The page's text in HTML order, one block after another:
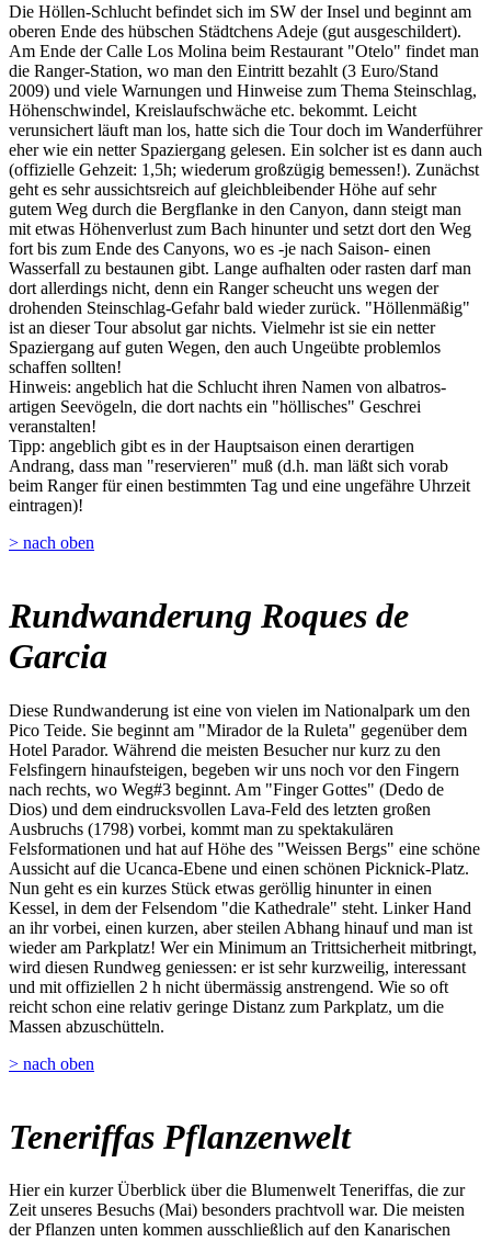
Die Höllen-Schlucht befindet sich im SW der Insel und beginnt am
oberen Ende des hübschen Städtchens Adeje (gut ausgeschildert).
Am Ende der Calle Los Molina beim Restaurant "Otelo" findet man
die Ranger-Station, wo man den Eintritt bezahlt (3 Euro/Stand
2009) und viele Warnungen und Hinweise zum Thema Steinschlag,
Höhenschwindel, Kreislaufschwäche etc. bekommt. Leicht
verunsichert läuft man los, hatte sich die Tour doch im Wanderführer
eher wie ein netter Spaziergang gelesen. Ein solcher ist es dann auch
(offizielle Gehzeit: 1,5h; wiederum großzügig bemessen!). Zunächst
geht es sehr aussichtsreich auf gleichbleibender Höhe auf sehr
gutem Weg durch die Bergflanke in den Canyon, dann steigt man
mit etwas Höhenverlust zum Bach hinunter und setzt dort den Weg
fort bis zum Ende des Canyons, wo es -je nach Saison- einen
Wasserfall zu bestaunen gibt. Lange aufhalten oder rasten darf man
dort allerdings nicht, denn ein Ranger scheucht uns wegen der
drohenden Steinschlag-Gefahr bald wieder zurück. "Höllenmäßig"
ist an dieser Tour absolut gar nichts. Vielmehr ist sie ein netter
Spaziergang auf guten Wegen, den auch Ungeübte problemlos
schaffen sollten!
Hinweis: angeblich hat die Schlucht ihren Namen von albatros-
artigen Seevögeln, die dort nachts ein "höllisches" Geschrei
veranstalten!
Tipp: angeblich gibt es in der Hauptsaison einen derartigen
Andrang, dass man "reservieren" muß (d.h. man läßt sich vorab
beim Ranger für einen bestimmten Tag und eine ungefähre Uhrzeit
eintragen)!
> nach oben
Rundwanderung Roques de
Garcia
Diese Rundwanderung ist eine von vielen im Nationalpark um den
Pico Teide. Sie beginnt am "Mirador de la Ruleta" gegenüber dem
Hotel Parador. Während die meisten Besucher nur kurz zu den
Felsfingern hinaufsteigen, begeben wir uns noch vor den Fingern
nach rechts, wo Weg#3 beginnt. Am "Finger Gottes" (Dedo de
Dios) und dem eindrucksvollen Lava-Feld des letzten großen
Ausbruchs (1798) vorbei, kommt man zu spektakulären
Felsformationen und hat auf Höhe des "Weissen Bergs" eine schöne
Aussicht auf die Ucanca-Ebene und einen schönen Picknick-Platz.
Nun geht es ein kurzes Stück etwas geröllig hinunter in einen
Kessel, in dem der Felsendom "die Kathedrale" steht. Linker Hand
an ihr vorbei, einen kurzen, aber steilen Abhang hinauf und man ist
wieder am Parkplatz! Wer ein Minimum an Trittsicherheit mitbringt,
wird diesen Rundweg geniessen: er ist sehr kurzweilig, interessant
und mit offiziellen 2 h nicht übermässig anstrengend. Wie so oft
reicht schon eine relativ geringe Distanz zum Parkplatz, um die
Massen abzuschütteln.
> nach oben
Teneriffas Pflanzenwelt
Hier ein kurzer Überblick über die Blumenwelt Teneriffas, die zur
Zeit unseres Besuchs (Mai) besonders prachtvoll war. Die meisten
der Pflanzen unten kommen ausschließlich auf den Kanarischen